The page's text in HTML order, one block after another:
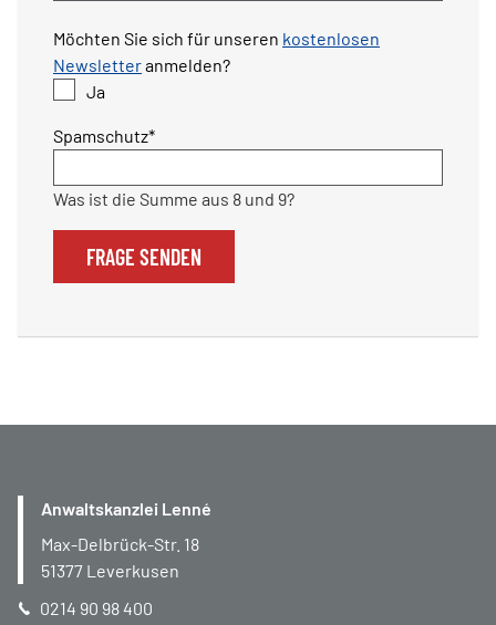
Möchten Sie sich für unseren kostenlosen
Newsletteranmelden?
Ja
Pflichtfeld
Spamschutz*
Was ist die Summe aus 8 und 9?
FRAGE SENDEN
Anwaltskanzlei Lenné
Max-Delbrück-Str. 18
51377 Leverkusen
0214 90 98 400